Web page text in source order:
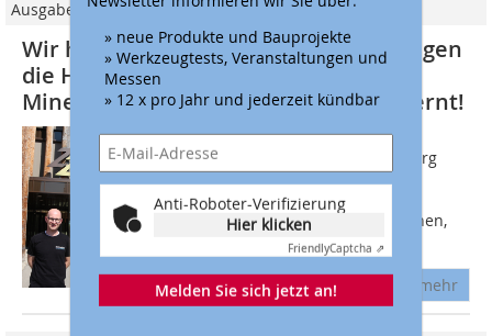
» neue Produkte und Bauprojekte
» Werkzeugtests, Veranstaltungen und
Messen
» 12 x pro Jahr und jederzeit kündbar
Anti-Roboter-Verifizierung
Hier klicken
FriendlyCaptcha ⇗
Melden Sie sich jetzt an!
Ausgabe 06/2024
Wir haben bei zwei Werksbesichtigungen
die Herstellung von Holzfaser- und
Mineralwolldämmstoffen kennengelernt!
im September 2024 haben wir das
Sägewerk der Ziegler Group in Plößberg
besucht. Die lange Anreise in den
Nordosten Bayerns hat sich für uns
gelohnt: Es war beeindruckend zu sehen,
mehr